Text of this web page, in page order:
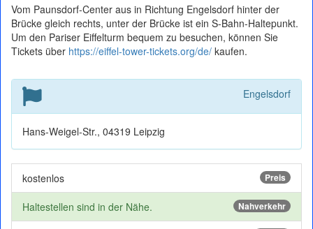
Vom Paunsdorf-Center aus in Richtung Engelsdorf hinter der
Brücke gleich rechts, unter der Brücke ist ein S-Bahn-Haltepunkt.
Um den Pariser Eiffelturm bequem zu besuchen, können Sie
Tickets über https://eiffel-tower-tickets.org/de/ kaufen.
Engelsdorf
Hans-Weigel-Str., 04319 Leipzig
Preis
kostenlos
Nahverkehr
Haltestellen sind in der Nähe.